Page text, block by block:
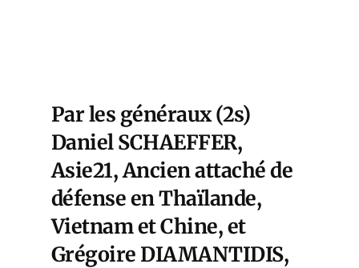
Par les généraux (2s)
Daniel SCHAEFFER,
Asie21, Ancien attaché de
défense en Thaïlande,
Vietnam et Chine, et
Grégoire DIAMANTIDIS,